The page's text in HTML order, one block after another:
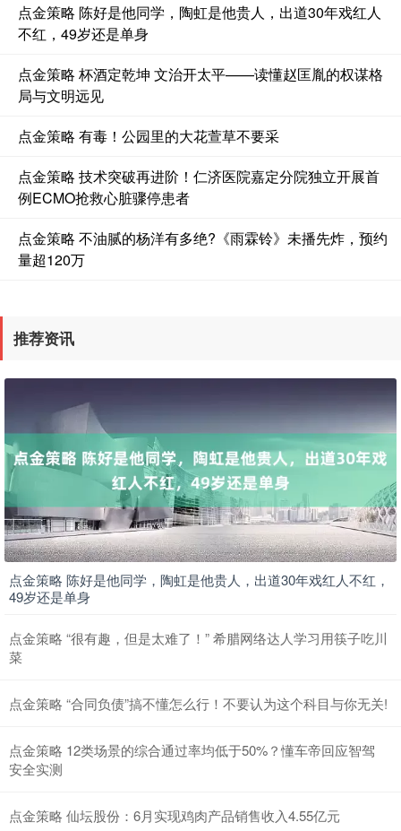
点金策略 陈好是他同学，陶虹是他贵人，出道30年戏红人
不红，49岁还是单身
点金策略 杯酒定乾坤 文治开太平——读懂赵匡胤的权谋格
局与文明远见
点金策略 有毒！公园里的大花萱草不要采
点金策略 技术突破再进阶！仁济医院嘉定分院独立开展首
例ECMO抢救心脏骤停患者
点金策略 不油腻的杨洋有多绝?《雨霖铃》未播先炸，预约
量超120万
推荐资讯
点金策略 陈好是他同学，陶虹是他贵人，出道30年戏红人不红，
49岁还是单身
点金策略 “很有趣，但是太难了！” 希腊网络达人学习用筷子吃川
菜
点金策略 “合同负债”搞不懂怎么行！不要认为这个科目与你无关!
点金策略 12类场景的综合通过率均低于50%？懂车帝回应智驾
安全实测
点金策略 仙坛股份：6月实现鸡肉产品销售收入4.55亿元